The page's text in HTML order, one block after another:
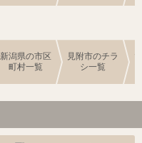
新潟県の市区
町村一覧
見附市のチラ
シ一覧